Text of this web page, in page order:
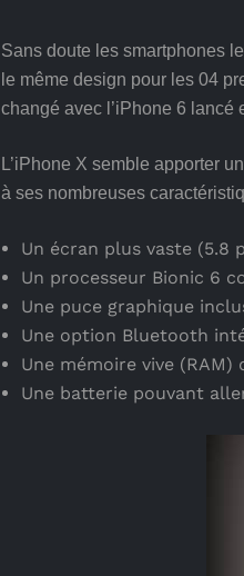
Sans doute les smartphones
le même design pour les 04
changé avec l’iPhone 6 lancé
L’iPhone X semble apporter
à ses nombreuses
Un écran plus vaste (5.8
Un processeur Bionic 6
Une puce graphique
Une option Bluetooth
Une mémoire vive (RAM)
Une batterie pouvant aller